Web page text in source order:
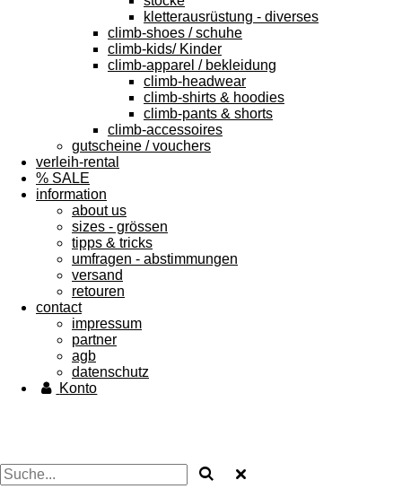
kletterausrüstung - diverses
climb-shoes / schuhe
climb-kids/ Kinder
climb-apparel / bekleidung
climb-headwear
climb-shirts & hoodies
climb-pants & shorts
climb-accessoires
gutscheine / vouchers
verleih-rental
% SALE
information
about us
sizes - grössen
tipps & tricks
umfragen - abstimmungen
versand
retouren
contact
impressum
partner
agb
datenschutz
Konto